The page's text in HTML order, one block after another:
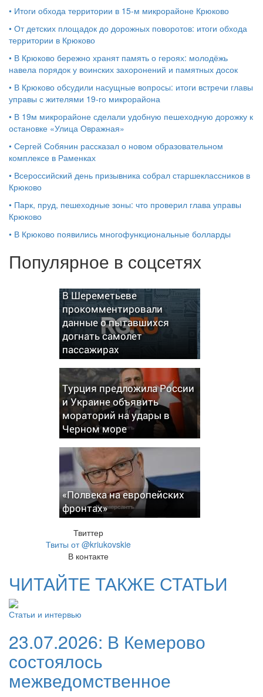
• Итоги обхода территории в 15‑м микрорайоне Крюково
• От детских площадок до дорожных поворотов: итоги обхода
территории в Крюково
• В Крюково бережно хранят память о героях: молодёжь
навела порядок у воинских захоронений и памятных досок
• В Крюково обсудили насущные вопросы: итоги встречи главы
управы с жителями 19‑го микрорайона
• В 19м микрорайоне сделали удобную пешеходную дорожку к
остановке «Улица Овражная»
• Сергей Собянин рассказал о новом образовательном
комплексе в Раменках
• Всероссийский день призывника собрал старшеклассников в
Крюково
• Парк, пруд, пешеходные зоны: что проверил глава управы
Крюково
• В Крюково появились многофункциональные болларды
Популярное в соцсетях
В Шереметьеве
прокомментировали
данные о пытавшихся
догнать самолет
пассажирах
Турция предложила России
и Украине объявить
мораторий на удары в
Черном море
«Полвека на европейских
фронтах»
Твиттер
Твиты от @kriukovskie
В контакте
ЧИТАЙТЕ ТАКЖЕ СТАТЬИ
Статьи и интервью
23.07.2026: В Кемерово
состоялось
межведомственное